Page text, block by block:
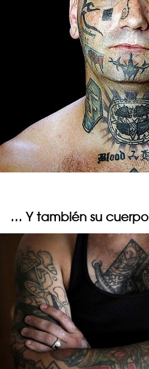
… Y también su cuerpo